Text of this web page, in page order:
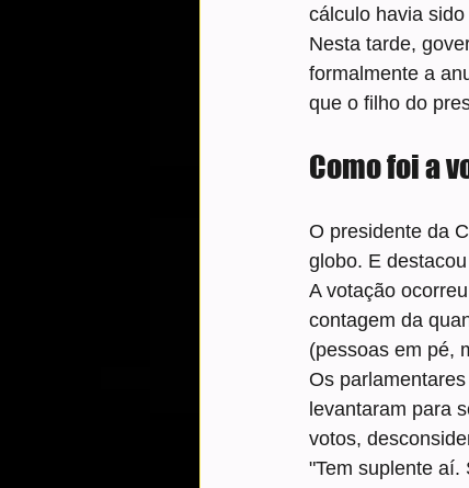
cálculo havia
Nesta tarde,
formalmente a
que o filho do
Como foi a
O presidente da
globo. E
A votação
contagem da
(pessoas em pé,
Os
levantaram para
votos,
"Tem suplente aí.